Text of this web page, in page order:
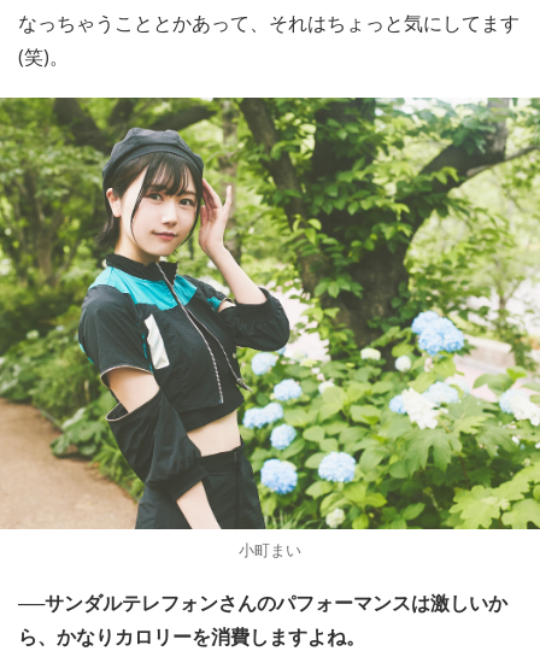
なっちゃうこととかあって、それはちょっと気にしてます
(笑)。
小町まい
──サンダルテレフォンさんのパフォーマンスは激しいか
ら、かなりカロリーを消費しますよね。